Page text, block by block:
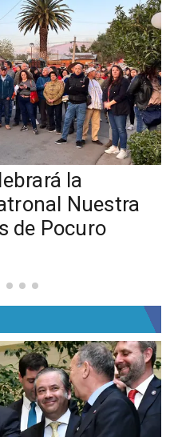
la
Nuestra
de Pocuro